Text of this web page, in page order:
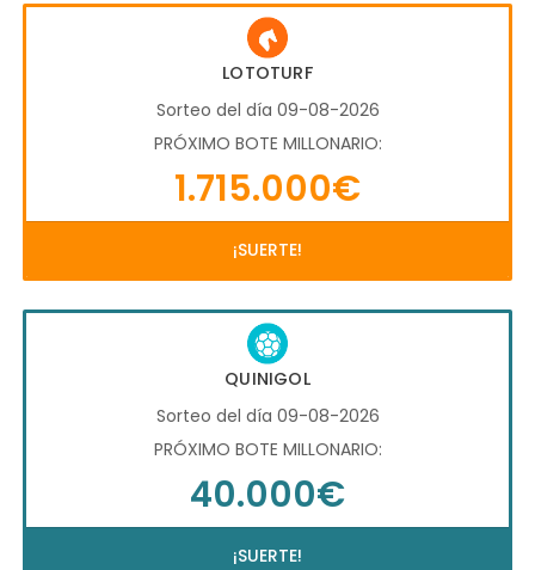
LOTOTURF
Sorteo del día 09-08-2026
PRÓXIMO BOTE MILLONARIO:
1.715.000€
¡SUERTE!
QUINIGOL
Sorteo del día 09-08-2026
PRÓXIMO BOTE MILLONARIO:
40.000€
¡SUERTE!